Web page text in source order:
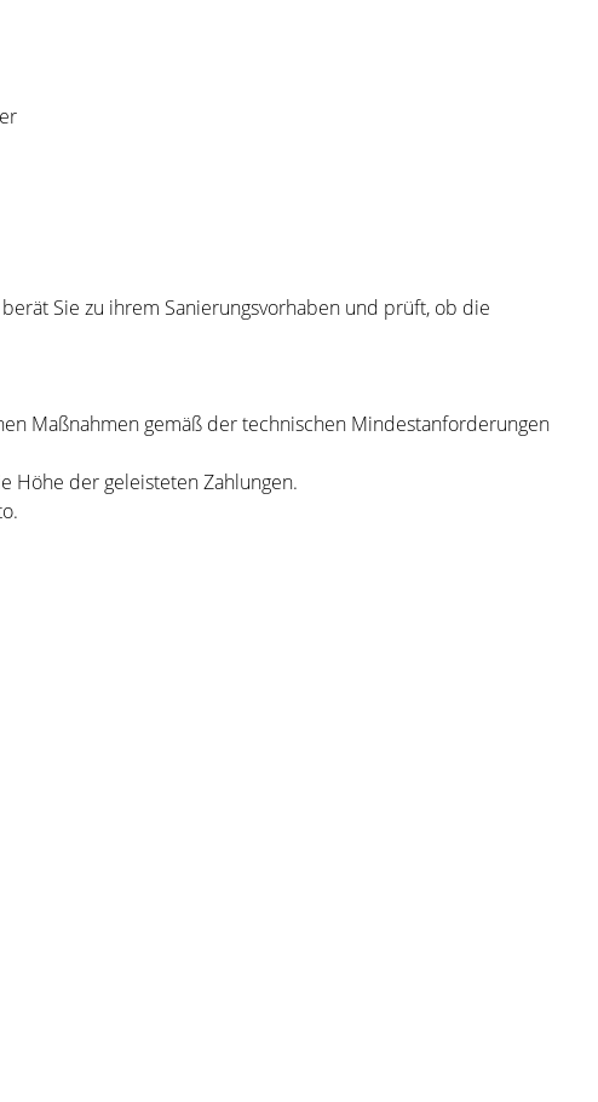
Sie zu ihrem Sanierungsvorhaben und prüft, ob die
Maßnahmen gemäß der technischen Mindestanforderungen
Höhe der geleisteten Zahlungen.